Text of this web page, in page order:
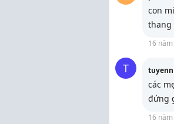
con
thang
16
T
các
đứng
16